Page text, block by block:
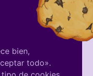
bien,
todo».